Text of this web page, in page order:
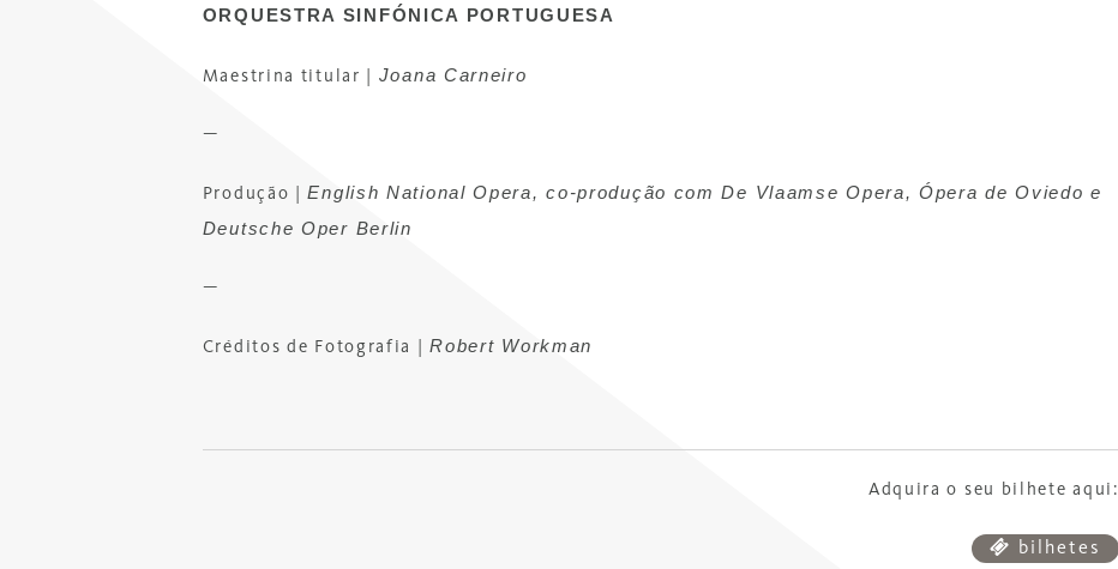
ORQUESTRA SINFÓNICA PORTUGUESA
Maestrina titular Joana Carneiro
—
Produção |English National Opera, co-produção com De Vlaamse Opera, Ópera de Oviedo e
Deutsche Oper Berlin
—
Créditos de Fotografia |Robert Workman
Adquira o seu bilhete aqui:
bilhetes